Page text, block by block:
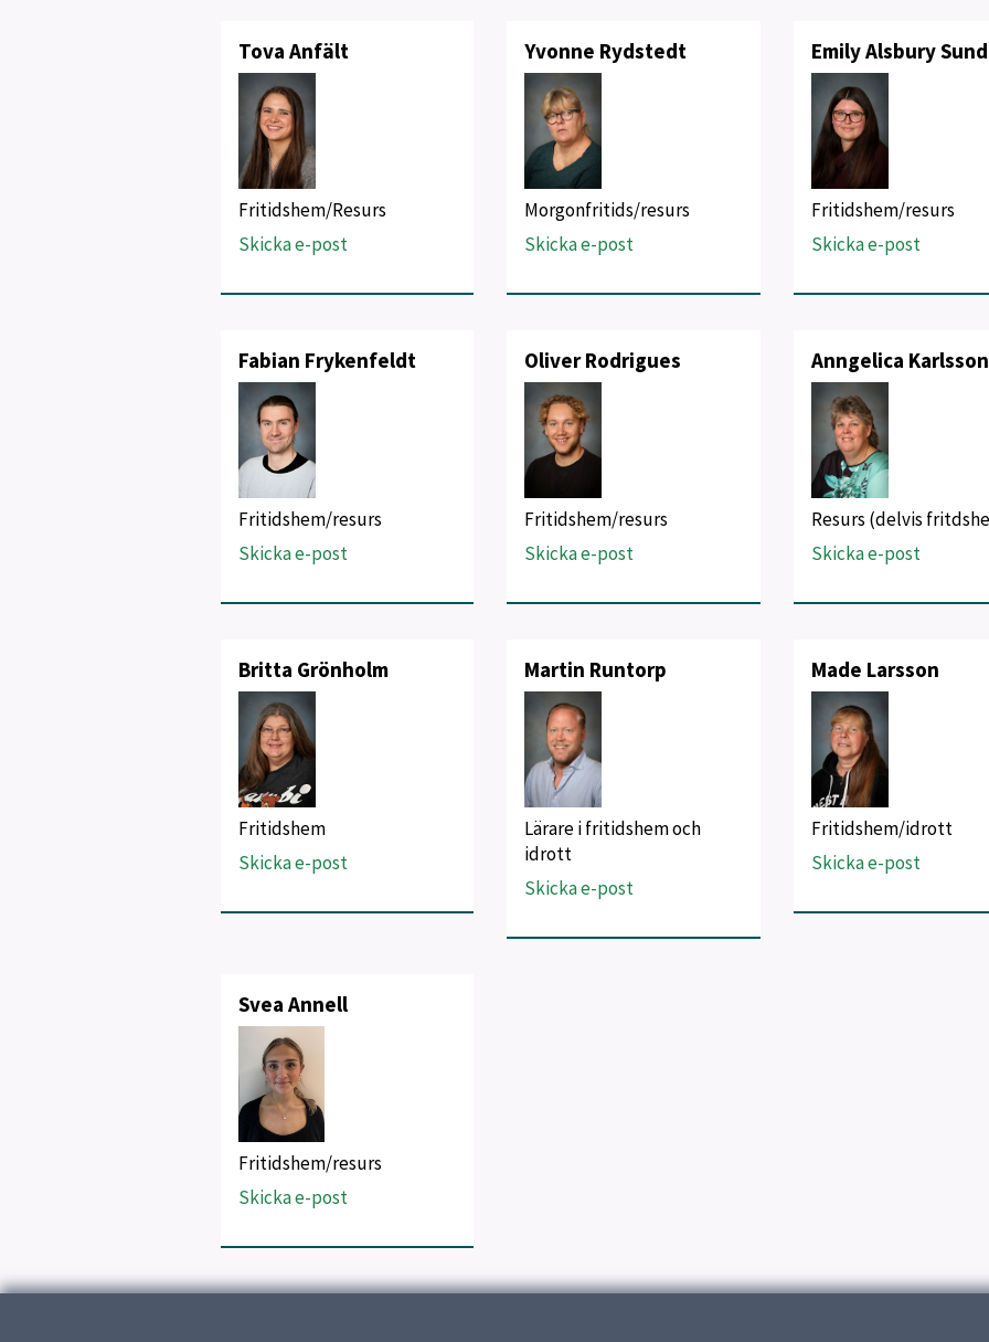
Tova Anfält
Fritidshem/Resurs
Skicka e-post
Yvonne Rydstedt
Morgonfritids/resurs
Skicka e-post
Emily Alsbury
Fritidshem/resurs
Skicka e-post
Fabian Frykenfeldt
Fritidshem/resurs
Skicka e-post
Oliver Rodrigues
Fritidshem/resurs
Skicka e-post
Anngelica Karlsson
Resurs (delvis
Skicka e-post
Britta Grönholm
Fritidshem
Skicka e-post
Martin Runtorp
Lärare i fritidshem och
idrott
Skicka e-post
Made Larsson
Fritidshem/idrott
Skicka e-post
Svea Annell
Fritidshem/resurs
Skicka e-post